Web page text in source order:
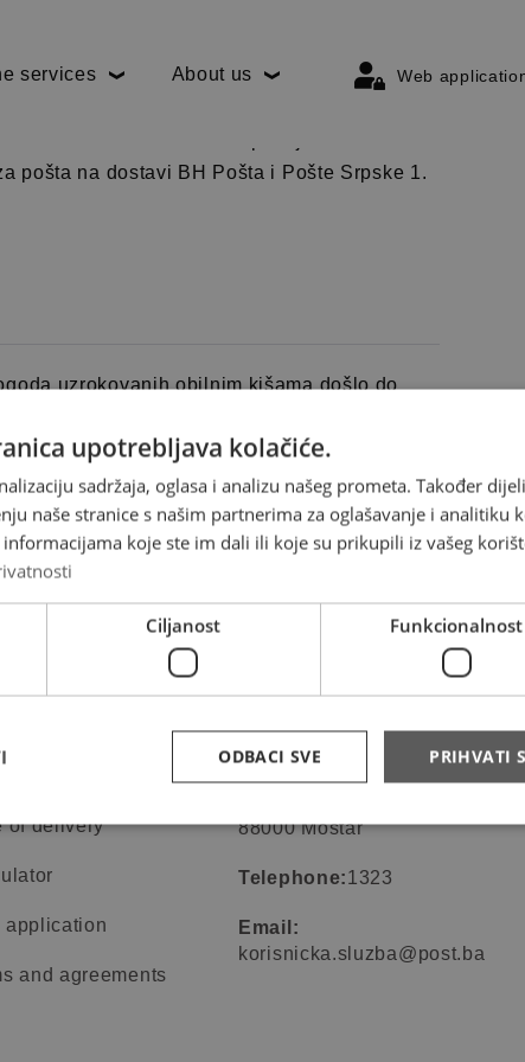
services About us Web
Svih svetih, petak 1. studenog
su rokovi dostave pošiljaka Brze
pošta na dostavi BH Pošta i Pošte Srpske 1.
uzrokovanih obilnim kišama došlo do
of delivery
application
and agreements
88000 Mostar
Telephone:1323
Email:
korisnicka.sluzba@post.ba
upotrebljava kolačiće.
sadržaja, oglasa i analizu našeg prometa. Također
naše stranice s našim partnerima za oglašavanje i analitiku
koje ste im dali ili koje su prikupili iz vašeg
Ciljanost Funkcionalnost
PRIHVATI
ODBACI SVE